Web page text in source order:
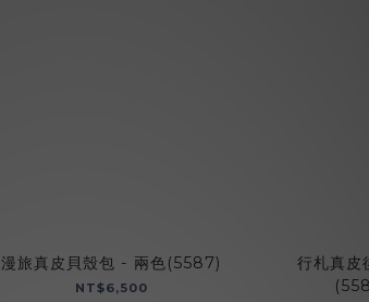
漫旅真皮貝殼包 - 兩色(5587)
NT$6,500
行札真